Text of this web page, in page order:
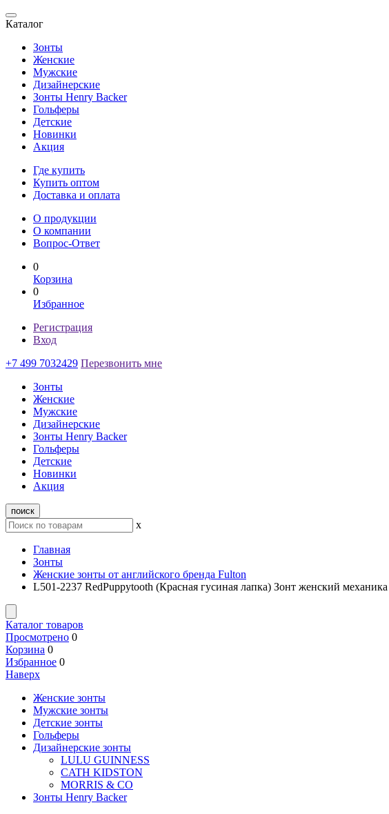
Каталог
Зонты
Женские
Мужские
Дизайнерские
Зонты Henry Backer
Гольферы
Детские
Новинки
Акция
Где купить
Купить оптом
Доставка и оплата
О продукции
О компании
Вопрос-Ответ
0
Корзина
0
Избранное
Регистрация
Вход
+7 499 7032429 Перезвонить мне
Зонты
Женские
Мужские
Дизайнерские
Зонты Henry Backer
Гольферы
Детские
Новинки
Акция
поиск
x
Главная
Зонты
Женские зонты от английского бренда Fulton
L501-2237 RedPuppytooth (Красная гусиная лапка) Зонт женский
Каталог товаров
Просмотрено 0
Корзина 0
Избранное 0
Наверх
Женские зонты
Мужские зонты
Детские зонты
Гольферы
Дизайнерские зонты
LULU GUINNESS
CATH KIDSTON
MORRIS & CO
Зонты Henry Backer